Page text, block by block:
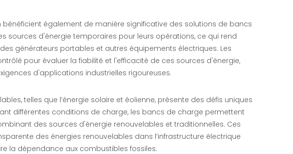
également de manière significative des solutions de bancs
sources d'énergie temporaires pour leurs opérations, ce qui rend
générateurs portables et autres équipements électriques. Les
pour évaluer la fiabilité et l'efficacité de ces sources d'énergie,
d'applications industrielles rigoureuses.
telles que l’énergie solaire et éolienne, présente des défis uniques
différentes conditions de charge, les bancs de charge permettent
des sources d'énergie renouvelables et traditionnelles. Ces
des énergies renouvelables dans l’infrastructure électrique
la dépendance aux combustibles fossiles.